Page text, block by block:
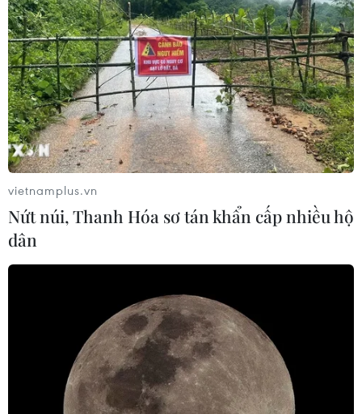
vietnamplus.vn
Nứt núi, Thanh Hóa sơ tán khẩn cấp nhiều hộ
dân